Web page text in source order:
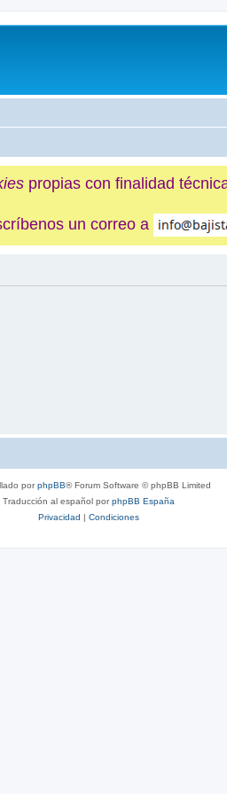
propias con finalidad
un correo a
porphpBB® Forum Software © phpBB Limited
Traducción al español porphpBB España
Privacidad
Condiciones